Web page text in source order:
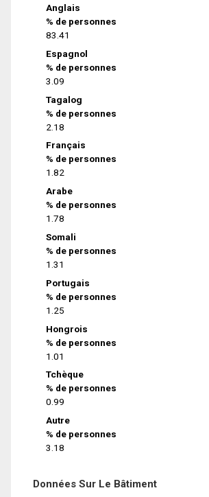
Anglais
% de personnes
83.41
Espagnol
% de personnes
3.09
Tagalog
% de personnes
2.18
Français
% de personnes
1.82
Arabe
% de personnes
1.78
Somali
% de personnes
1.31
Portugais
% de personnes
1.25
Hongrois
% de personnes
1.01
Tchèque
% de personnes
0.99
Autre
% de personnes
3.18
Données Sur Le Bâtiment